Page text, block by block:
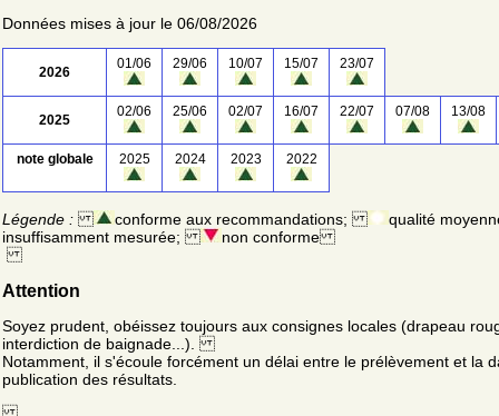
Données mises à jour le 06/08/2026
2026
01/06 29/06 10/07 15/07 23/07
2025
02/06 25/06 02/07 16/07 22/07 07/08 13/08
note globale 2025 2024 2023 2022
Légende : conforme aux recommandations;
qualité
insuffisamment mesurée;
non conforme
Attention
Soyez prudent, obéissez toujours aux consignes locales (drapeau
interdiction de baignade...).
Notamment, il s'écoule forcément un délai entre le prélèvement et la
publication des résultats.